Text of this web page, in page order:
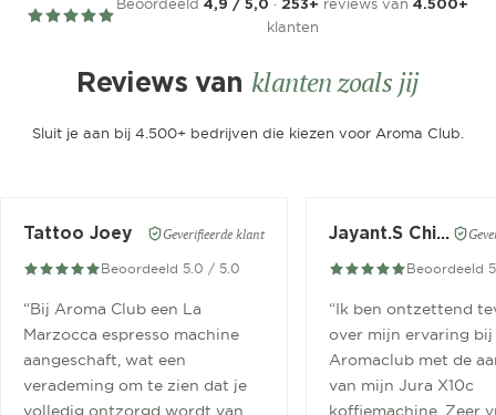
4,9 / 5,0 253+ 4.500+
klanten
Reviews van klanten zoals jij
Sluit je aan bij 4.500+ bedrijven die kiezen voor Aroma Club.
Tattoo Joey Geverifieerde klant
Beoordeeld 5.0 / 5.0
“Bij Aroma Club een La
Marzocca espresso machine
aangeschaft, wat een
verademing om te zien dat je
volledig ontzorgd wordt van
Jayant.S Chitaroe
Beoordeeld
“Ik ben ontzettend
over mijn ervaring bij
Aromaclub met de
van mijn Jura X10c
koffiemachine. Zeer